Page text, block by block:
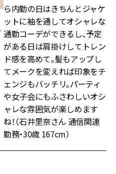
ら内勤の日はきちんとジャケ
ットに袖を通してオシャレな
通勤コーデができるし、予定
がある日は肩掛けしてトレン
ド感を高めて。髪もアップし
てメークを変えれば印象をチ
ェンジもバッチリ。パーティ
や女子会にもふさわしいオシ
ャレな雰囲気が楽しめます
ね！（石井里奈さん 通信関連
勤務・30歳 167cm）